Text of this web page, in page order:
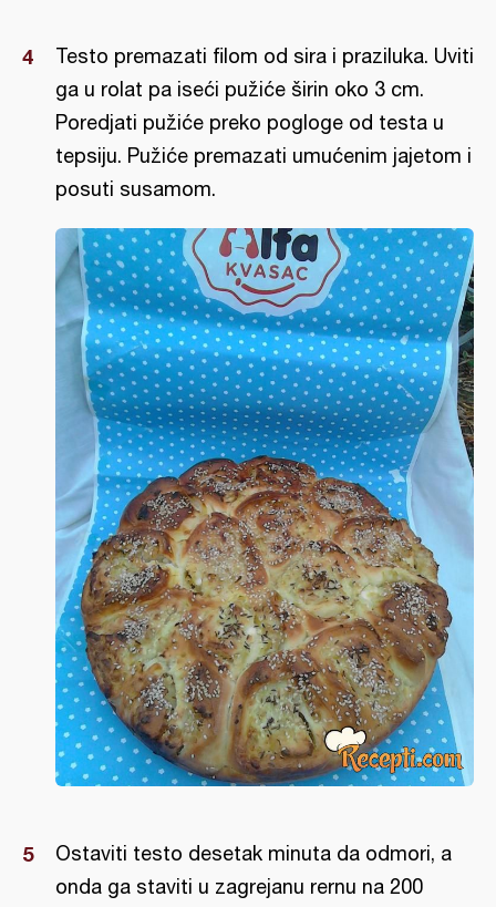
Testo premazati filom od sira i praziluka. Uviti
ga u rolat pa iseći pužiće širin oko 3 cm.
Poredjati pužiće preko pogloge od testa u
tepsiju. Pužiće premazati umućenim jajetom i
posuti susamom.
Ostaviti testo desetak minuta da odmori, a
onda ga staviti u zagrejanu rernu na 200